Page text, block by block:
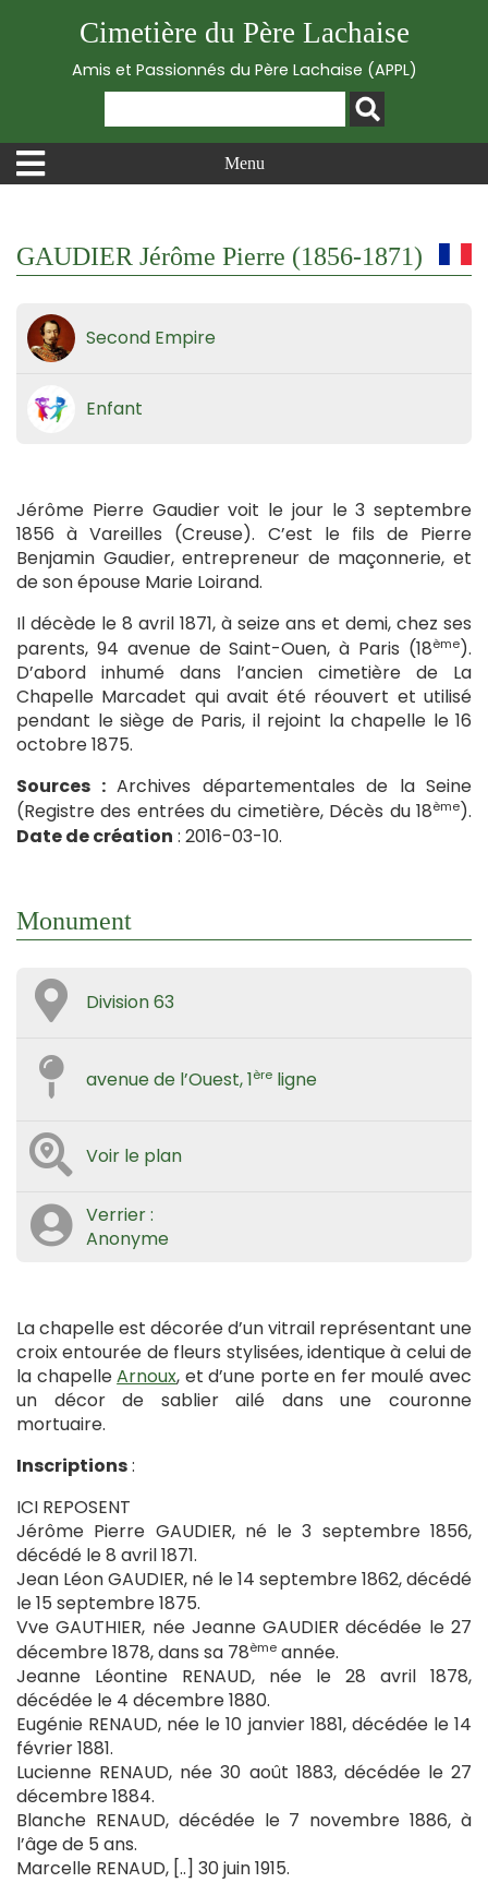
Cimetière du Père Lachaise
Amis et Passionnés du Père Lachaise (APPL)
Menu
GAUDIER Jérôme Pierre (1856-1871)
Second Empire
Enfant
Jérôme Pierre Gaudier voit le jour le 3 septembre
1856 à Vareilles (Creuse). C’est le fils de Pierre
Benjamin Gaudier, entrepreneur de maçonnerie, et
de son épouse Marie Loirand.
Il décède le 8 avril 1871, à seize ans et demi, chez ses
parents, 94 avenue de Saint-Ouen, à Paris (18ème).
D’abord inhumé dans l’ancien cimetière de La
Chapelle Marcadet qui avait été réouvert et utilisé
pendant le siège de Paris, il rejoint la chapelle le 16
octobre 1875.
Sources :Archives départementales de la Seine
(Registre des entrées du cimetière, Décès du 18ème).
Date de création : 2016-03-10.
Monument
Division 63
avenue de l’Ouest, 1ère ligne
Voir le plan
Verrier :
Anonyme
La chapelle est décorée d’un vitrail représentant une
croix entourée de fleurs stylisées, identique à celui de
la chapelleArnoux, et d’une porte en fer moulé avec
un décor de sablier ailé dans une couronne
mortuaire.
Inscriptions:
ICI REPOSENT
Jérôme Pierre GAUDIER, né le 3 septembre 1856,
décédé le 8 avril 1871.
Jean Léon GAUDIER, né le 14 septembre 1862, décédé
le 15 septembre 1875.
Vve GAUTHIER, née Jeanne GAUDIER décédée le 27
décembre 1878, dans sa 78ème année.
Jeanne Léontine RENAUD, née le 28 avril 1878,
décédée le 4 décembre 1880.
Eugénie RENAUD, née le 10 janvier 1881, décédée le 14
février 1881.
Lucienne RENAUD, née 30 août 1883, décédée le 27
décembre 1884.
Blanche RENAUD, décédée le 7 novembre 1886, à
l’âge de 5 ans.
Marcelle RENAUD, [..] 30 juin 1915.